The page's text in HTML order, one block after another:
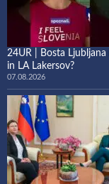
24UR | Bosta
in LA Lakersov?
07.08.2026